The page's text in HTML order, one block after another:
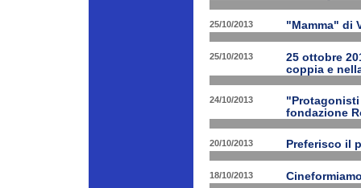
25/10/2013 "Mamma" di
25/10/2013
25 ottobre
coppia e
24/10/2013
fondazione
20/10/2013 Preferisco il
18/10/2013